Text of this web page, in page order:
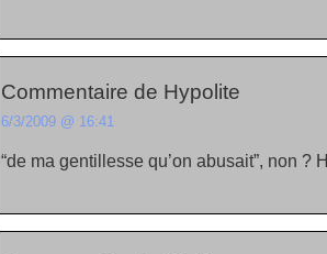
Commentaire de Hypolite
6/3/2009 @ 16:41
“de ma gentillesse qu’on abusait”, non ?